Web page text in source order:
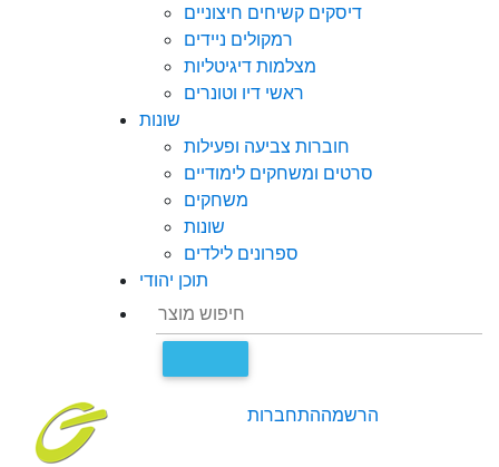
דיסקים קשיחים חיצוניים
רמקולים ניידים
מצלמות דיגיטליות
ראשי דיו וטונרים
שונות
חוברות צביעה ופעילות
סרטים ומשחקים לימודיים
משחקים
שונות
ספרונים לילדים
תוכן יהודי
התחברותהרשמה